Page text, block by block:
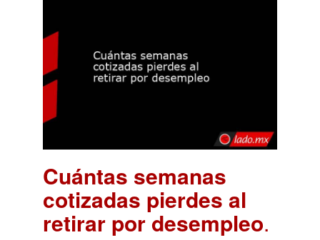
Cuántas semanas
cotizadas pierdes al
retirar por desempleo.